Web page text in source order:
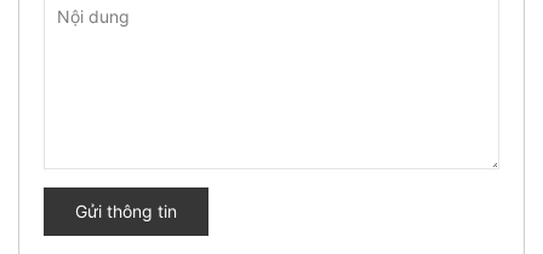
Gửi thông tin